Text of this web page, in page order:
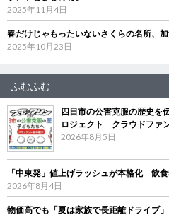
2025年11月4日
春だけじゃもったいないさくらの名所、
2025年10月23日
ふむふむ
四日市の公害克服の歴史を
ロジェクト クラウドファ
2026年8月5日
「中東発」値上げラッシュが本格化 飲
2026年8月4日
物価高でも「夏は家族で長距離ドライブ